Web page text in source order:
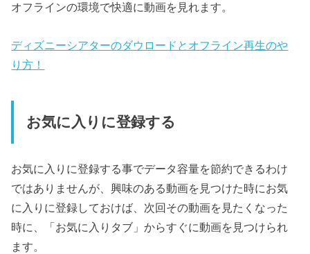
オフラインの環境で快適に動画を見れます。
ディズニーシアターのダウロードとオフライン再生のや
り方！
お気に入りに登録する
お気に入りに登録する事でデータ容量を節約できるわけ
ではありませんが、興味のある動画を見つけた時にお気
に入りに登録しておけば、次回その動画を見たくなった
時に、「お気に入りタブ」からすぐに動画を見つけられ
ます。